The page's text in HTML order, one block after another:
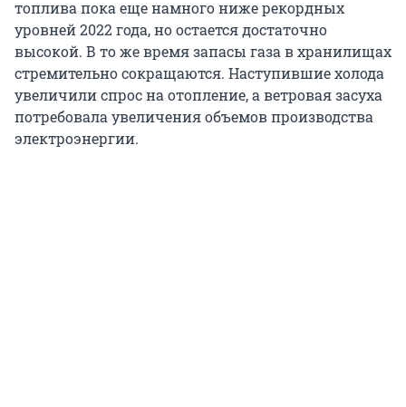
топлива пока еще намного ниже рекордных
уровней 2022 года, но остается достаточно
высокой. В то же время запасы газа в хранилищах
стремительно сокращаются. Наступившие холода
увеличили спрос на отопление, а ветровая засуха
потребовала увеличения объемов производства
электроэнергии.